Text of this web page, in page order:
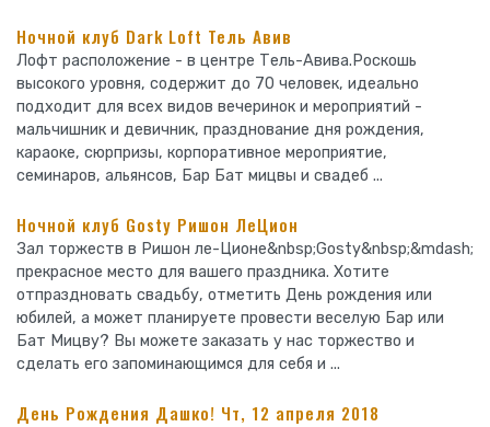
Ночной клуб Dark Loft Тель Авив
Лофт расположение - в центре Тель-Авива.Роскошь
высокого уровня, содержит до 70 человек, идеально
подходит для всех видов вечеринок и мероприятий -
мальчишник и девичник, празднование дня рождения,
караоке, сюрпризы, корпоративное мероприятие,
семинаров, альянсов, Бар Бат мицвы и свадеб ...
Ночной клуб Gosty Ришон ЛеЦион
Зал торжеств в Ришон ле-Ционе&nbsp;Gosty&nbsp;&mdash;
прекрасное место для вашего праздника. Хотите
отпраздновать свадьбу, отметить День рождения или
юбилей, а может планируете провести веселую Бар или
Бат Мицву? Вы можете заказать у нас торжество и
сделать его запоминающимся для себя и ...
День Рождения Дашко! Чт, 12 апреля 2018